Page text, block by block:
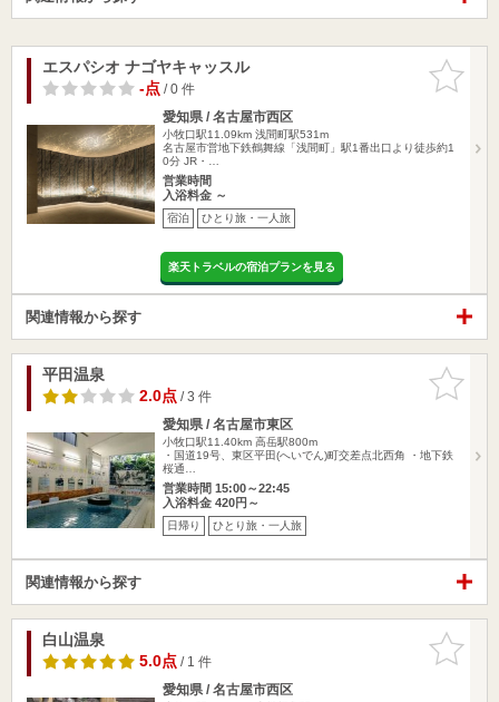
お気に入
りに追加
エスパシオ ナゴヤキャッスル
-点/ 0 件
愛知県 / 名古屋市西区
小牧口駅11.09km 浅間町駅531m
名古屋市営地下鉄鶴舞線「浅間町」駅1番出口より徒歩約1
0分 JR・…
営業時間
入浴料金 ～
宿泊 ひとり旅・一人旅
楽天トラベルの宿泊プランを見る
関連情報から探す
お気に入
りに追加
平田温泉
2.0点/ 3 件
愛知県 / 名古屋市東区
小牧口駅11.40km 高岳駅800m
・国道19号、東区平田(へいでん)町交差点北西角 ・地下鉄
桜通…
営業時間 15:00～22:45
入浴料金 420円～
日帰り ひとり旅・一人旅
関連情報から探す
お気に入
りに追加
白山温泉
5.0点/ 1 件
愛知県 / 名古屋市西区